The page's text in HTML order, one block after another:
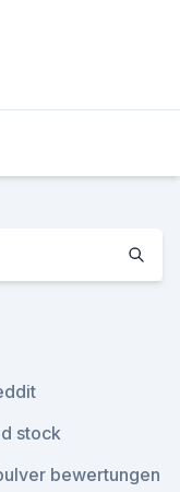
stock
bewertungen